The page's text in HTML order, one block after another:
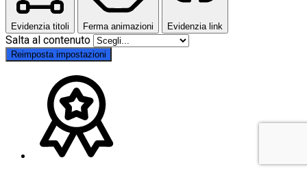
Evidenzia titoli Ferma animazioni Evidenzia link
Salta al contenuto
Reimposta impostazioni